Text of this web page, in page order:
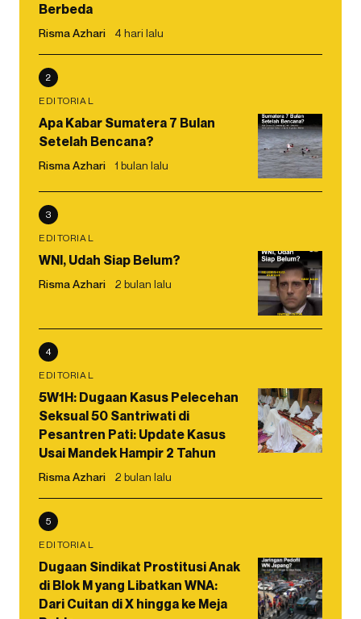
Berbeda
Risma Azhari 4 hari lalu
2
EDITORIAL
Apa Kabar Sumatera 7 Bulan
Setelah Bencana?
Risma Azhari 1 bulan lalu
3
EDITORIAL
WNI, Udah Siap Belum?
Risma Azhari 2 bulan lalu
4
EDITORIAL
5W1H: Dugaan Kasus Pelecehan
Seksual 50 Santriwati di
Pesantren Pati: Update Kasus
Usai Mandek Hampir 2 Tahun
Risma Azhari 2 bulan lalu
5
EDITORIAL
Dugaan Sindikat Prostitusi Anak
di Blok M yang Libatkan WNA:
Dari Cuitan di X hingga ke Meja